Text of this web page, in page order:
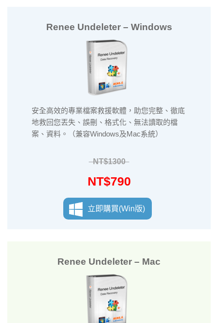
Renee Undeleter – Windows
安全高效的專業檔案救援軟體，助您完整、徹底
地救回您丟失、誤刪、格式化、無法讀取的檔
案、資料。（兼容Windows及Mac系統）
NT$1300
NT$790
立即購買(Win版)
Renee Undeleter – Mac